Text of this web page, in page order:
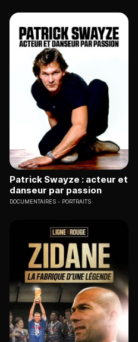
Patrick Swayze : acteur et
danseur par passion
DOCUMENTAIRES PORTRAITS